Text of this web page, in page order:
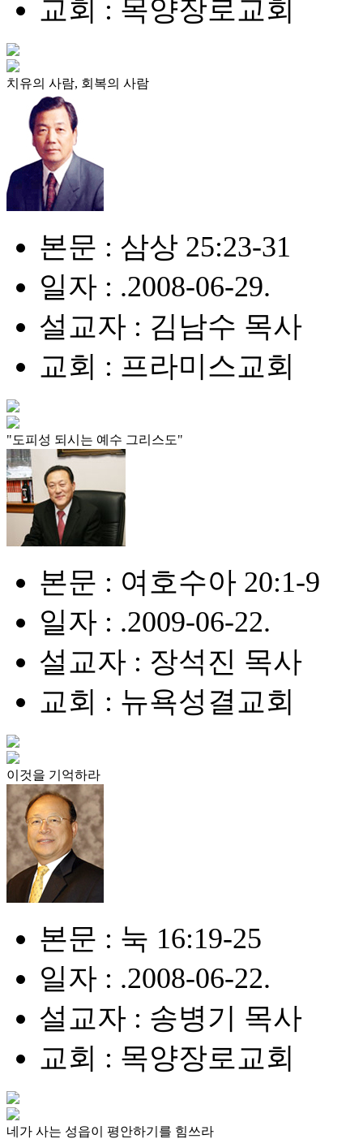
교회 : 목양장로교회
치유의 사람, 회복의 사람
본문 : 삼상 25:23-31
일자 : .2008-06-29.
설교자 : 김남수 목사
교회 : 프라미스교회
"도피성 되시는 예수 그리스도"
본문 : 여호수아 20:1-9
일자 : .2009-06-22.
설교자 : 장석진 목사
교회 : 뉴욕성결교회
이것을 기억하라
본문 : 눅 16:19-25
일자 : .2008-06-22.
설교자 : 송병기 목사
교회 : 목양장로교회
네가 사는 성읍이 평안하기를 힘쓰라